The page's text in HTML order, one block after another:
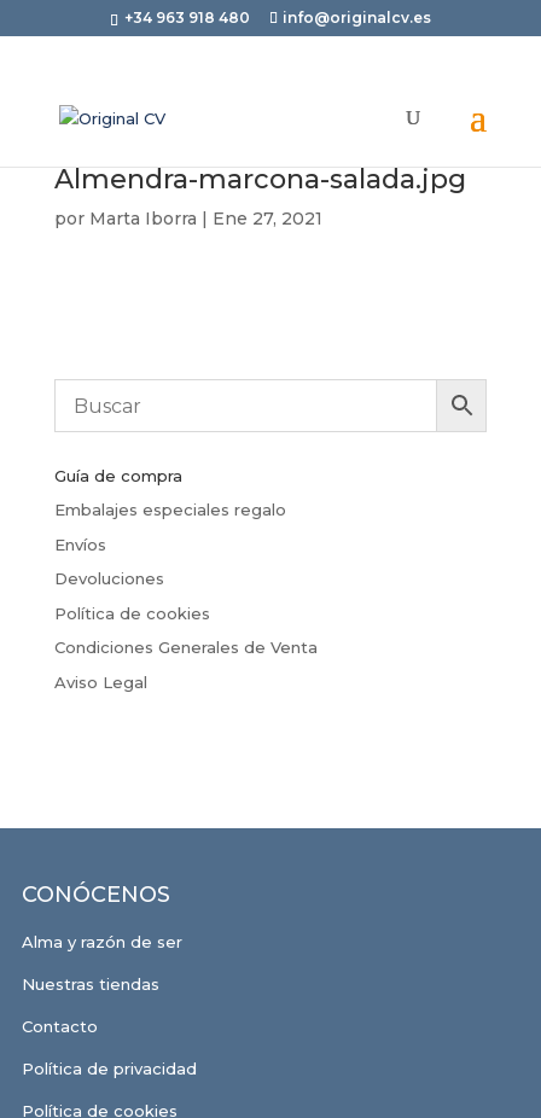
+34 963 918 480 info@originalcv.es
Almendra-marcona-salada.jpg
por Marta Iborra | Ene 27, 2021
Guía de compra
Embalajes especiales regalo
Envíos
Devoluciones
Política de cookies
Condiciones Generales de Venta
Aviso Legal
CONÓCENOS
Alma y razón de ser
Nuestras tiendas
Contacto
Política de privacidad
Política de cookies